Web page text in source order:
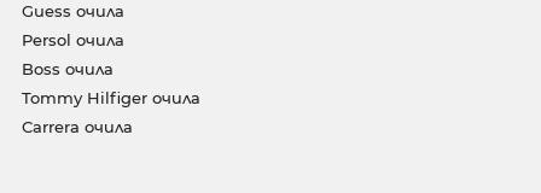
Guess очила
Persol очила
Boss очила
Tommy Hilfiger очила
Carrera очила